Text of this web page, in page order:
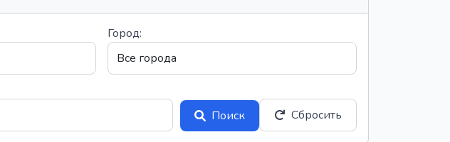
Город:
Поиск
Сбросить